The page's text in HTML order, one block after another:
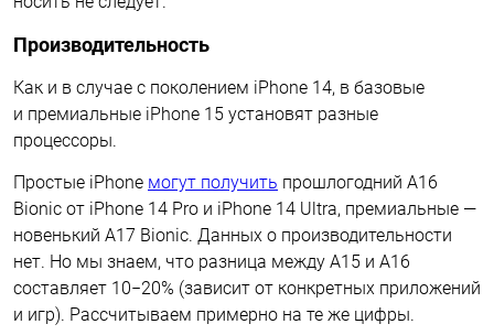
Производительность
Как и в случае с поколением iPhone 14, в базовые
и премиальные iPhone 15 установят разные
процессоры.
Простые iPhone могут получить прошлогодний A16
Bionic от iPhone 14 Pro и iPhone 14 Ultra, премиальные —
новенький A17 Bionic. Данных о производительности
нет. Но мы знаем, что разница между A15 и A16
составляет 10−20% (зависит от конкретных приложений
и игр). Рассчитываем примерно на те же цифры.